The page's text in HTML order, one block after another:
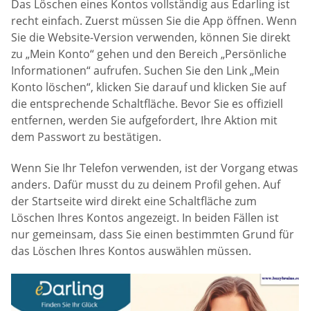
Das Löschen eines Kontos vollständig aus Edarling ist
recht einfach. Zuerst müssen Sie die App öffnen. Wenn
Sie die Website-Version verwenden, können Sie direkt
zu „Mein Konto“ gehen und den Bereich „Persönliche
Informationen“ aufrufen. Suchen Sie den Link „Mein
Konto löschen“, klicken Sie darauf und klicken Sie auf
die entsprechende Schaltfläche. Bevor Sie es offiziell
entfernen, werden Sie aufgefordert, Ihre Aktion mit
dem Passwort zu bestätigen.
Wenn Sie Ihr Telefon verwenden, ist der Vorgang etwas
anders. Dafür musst du zu deinem Profil gehen. Auf
der Startseite wird direkt eine Schaltfläche zum
Löschen Ihres Kontos angezeigt. In beiden Fällen ist
nur gemeinsam, dass Sie einen bestimmten Grund für
das Löschen Ihres Kontos auswählen müssen.